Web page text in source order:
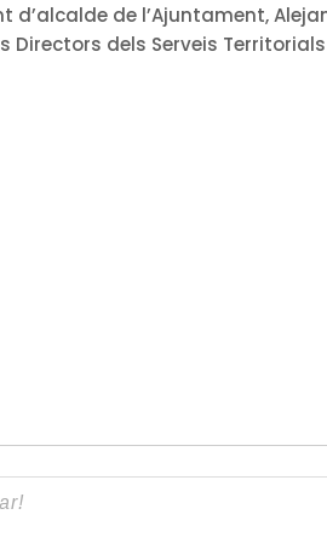
de l’Ajuntament,
Directors dels Serveis